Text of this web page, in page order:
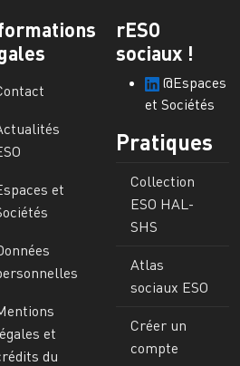
et
et
du
rESO
sociaux !
@Espaces
et Sociétés
Pratiques
Collection
ESO HAL-
SHS
Atlas
sociaux ESO
Créer un
compte